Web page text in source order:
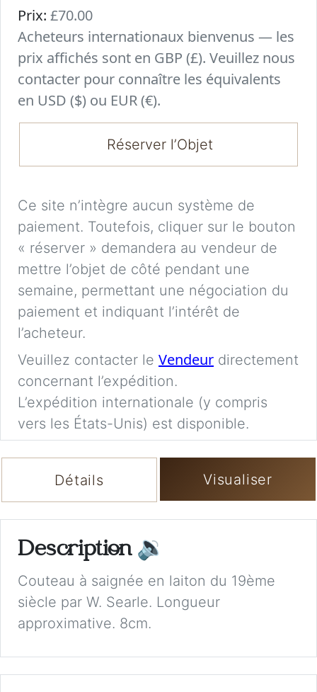
Prix: £70.00
Acheteurs internationaux bienvenus — les
prix affichés sont en GBP (£). Veuillez nous
contacter pour connaître les équivalents
en USD ($) ou EUR (€).
Réserver l’Objet
Ce site n’intègre aucun système de
paiement. Toutefois, cliquer sur le bouton
« réserver » demandera au vendeur de
mettre l’objet de côté pendant une
semaine, permettant une négociation du
paiement et indiquant l’intérêt de
l’acheteur.
Veuillez contacter le Vendeur directement
concernant l’expédition.
L’expédition internationale (y compris
vers les États-Unis) est disponible.
Détails Visualiser
Description 🔉
Couteau à saignée en laiton du 19ème
siècle par W. Searle. Longueur
approximative. 8cm.